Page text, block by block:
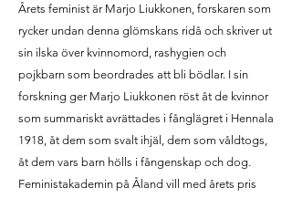
Årets feminist är Marjo Liukkonen, forskaren som
rycker undan denna glömskans ridå och skriver ut
sin ilska över kvinnomord, rashygien och
pojkbarn som beordrades att bli bödlar. I sin
forskning ger Marjo Liukkonen röst åt de kvinnor
som summariskt avrättades i fånglägret i Hennala
1918, åt dem som svalt ihjäl, dem som våldtogs,
åt dem vars barn hölls i fångenskap och dog.
Feministakademin på Åland vill med årets pris